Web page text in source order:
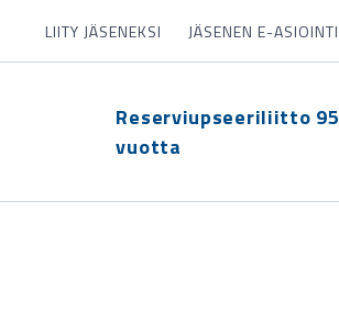
LIITY JÄSENEKSI JÄSENEN E-ASIOINTI
Reserviupseeriliitto 95
vuotta